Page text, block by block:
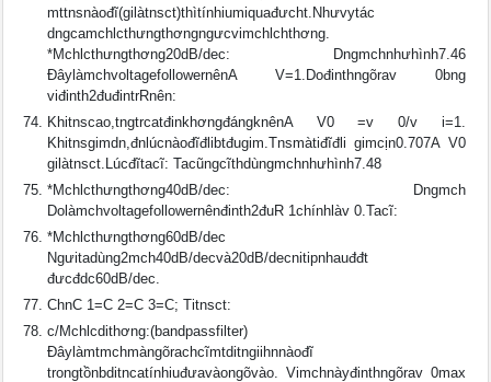
mttnsnàođĩ(gilàtnsct)thìtínhiumiquađưcht.Nhưvytác
dngcamchlcthưngthơngngưcvimchlchthơng.
*Mchlcthưngthơng20dB/dec: Dngmchnhưhình7.46
ÐâylàmchvoltagefollowernênA V=1.Dođinthngõrav 0bng
viđinth2đuđintrRnên:
Khitnscao,tngtrcatđinkhơngđángknênA V0 =v 0/v i=1.
Khitnsgimdn,đnlúcnàođĩđlibtđugim.Tnsmàtiđĩđli gimcịn0.707A V0
gilàtnsct.Lúcđĩtacĩ: Tacũngcĩthdùngmchnhưhình7.48
*Mchlcthưngthơng40dB/dec: Dngmch
Dolàmchvoltagefollowernênđinth2đuR 1chínhlàv 0.Tacĩ:
*Mchlcthưngthơng60dB/dec
Ngưitadùng2mch40dB/decvà20dB/decnitipnhauđđt
đưcđdc60dB/dec.
ChnC 1=C 2=C 3=C; Titnsct:
c/Mchlcdithơng:(bandpassfilter)
Ðâylàmtmchmàngõrachcĩmtditngiihnnàođĩ
trongtồnbditncatínhiuđưavàongõvào. Vimchnàyđinthngõrav 0max